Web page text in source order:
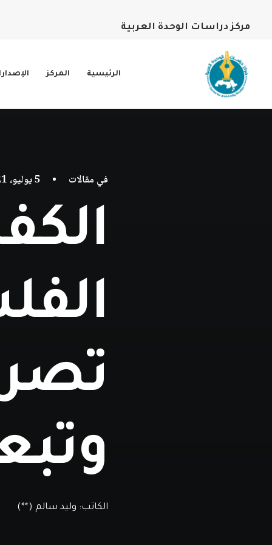
مركز دراسات الوحدة العربية
الرئيسية المركز
في مقالات • 5 يوليو، 2021
الكاتب: وليد سالم (**)